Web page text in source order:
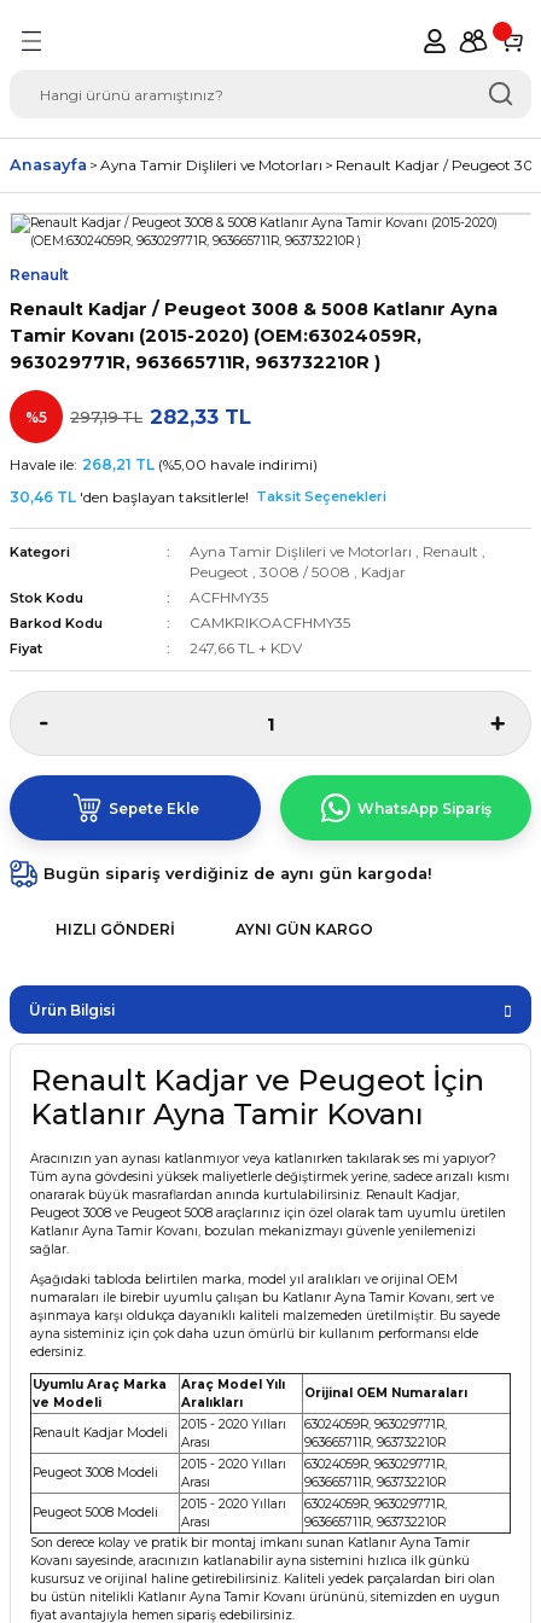
Seçimi Oto Yedek
Anasayfa Ayna Tamir Dişlileri ve Motorları Renault Kadjar / Peugeot
Renault
Renault Kadjar / Peugeot 3008 & 5008 Katlanır Ayna
Tamir Kovanı (2015-2020) (OEM:63024059R,
963029771R, 963665711R, 963732210R )
%5 297,19 TL 282,33 TL
Havale ile: 268,21 TL (%5,00 havale indirimi)
30,46 TL 'den başlayan taksitlerle! Taksit Seçenekleri
Kategori Ayna Tamir Dişlileri ve Motorları , Renault ,
Peugeot , 3008 / 5008 , Kadjar
Stok Kodu ACFHMY35
Barkod Kodu CAMKRIKOACFHMY35
Fiyat 247,66 TL + KDV
Sepete Ekle WhatsApp Sipariş
Bugün sipariş verdiğiniz de aynı gün kargoda!
HIZLI GÖNDERI AYNI GÜN KARGO
Ürün Bilgisi
Renault Kadjar ve Peugeot İçin
Katlanır Ayna Tamir Kovanı
Aracınızın yan aynası katlanmıyor veya katlanırken takılarak ses mi yapıyor?
Tüm ayna gövdesini yüksek maliyetlerle değiştirmek yerine, sadece arızalı kısmı
onararak büyük masraflardan anında kurtulabilirsiniz. Renault Kadjar,
Peugeot 3008 ve Peugeot 5008 araçlarınız için özel olarak tam uyumlu üretilen
Katlanır Ayna Tamir Kovanı, bozulan mekanizmayı güvenle yenilemenizi
sağlar.
Aşağıdaki tabloda belirtilen marka, model yıl aralıkları ve orijinal OEM
numaraları ile birebir uyumlu çalışan bu Katlanır Ayna Tamir Kovanı, sert ve
aşınmaya karşı oldukça dayanıklı kaliteli malzemeden üretilmiştir. Bu sayede
ayna sisteminiz için çok daha uzun ömürlü bir kullanım performansı elde
edersiniz.
Uyumlu Araç Marka
ve Modeli
Araç Model Yılı
Aralıkları
Orijinal OEM Numaraları
Renault Kadjar Modeli
2015 - 2020 Yılları
Arası
63024059R, 963029771R,
963665711R, 963732210R
Peugeot 3008 Modeli
2015 - 2020 Yılları
Arası
63024059R, 963029771R,
963665711R, 963732210R
Peugeot 5008 Modeli
2015 - 2020 Yılları
Arası
63024059R, 963029771R,
963665711R, 963732210R
Son derece kolay ve pratik bir montaj imkanı sunan Katlanır Ayna Tamir
Kovanı sayesinde, aracınızın katlanabilir ayna sistemini hızlıca ilk günkü
kusursuz ve orijinal haline getirebilirsiniz. Kaliteli yedek parçalardan biri olan
bu üstün nitelikli Katlanır Ayna Tamir Kovanı ürününü, sitemizden en uygun
fiyat avantajıyla hemen sipariş edebilirsiniz.